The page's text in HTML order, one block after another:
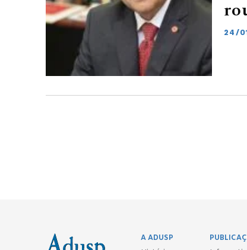
24/
A ADUSP